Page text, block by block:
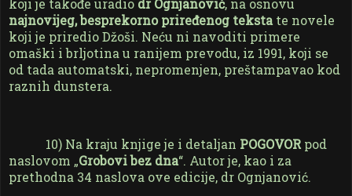
koji je takođe uradio dr Ognjanović, na osnovu
najnovijeg, besprekorno priređenog tekstate novele
koji je priredio Džoši. Neću ni navoditi primere
omaški i brljotina u ranijem prevodu, iz 1991, koji se
od tada automatski, nepromenjen, preštampavao kod
raznih dunstera.
10) Na kraju knjige je i detaljan POGOVOR pod
naslovom „Grobovi bez dna“. Autor je, kao i za
prethodna 34 naslova ove edicije, dr Ognjanović.